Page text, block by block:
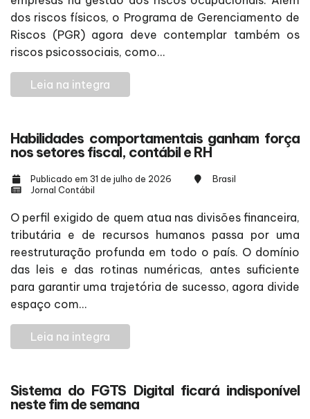
dos riscos físicos, o Programa de Gerenciamento de
Riscos (PGR) agora deve contemplar também os
riscos psicossociais, como...
Leia na integra
Habilidades comportamentais ganham força
nos setores fiscal, contábil e RH
Publicado em 31 de julho de 2026
Brasil
Jornal Contábil
O perfil exigido de quem atua nas divisões financeira,
tributária e de recursos humanos passa por uma
reestruturação profunda em todo o país. O domínio
das leis e das rotinas numéricas, antes suficiente
para garantir uma trajetória de sucesso, agora divide
espaço com...
Leia na integra
Sistema do FGTS Digital ficará indisponível
neste fim de semana